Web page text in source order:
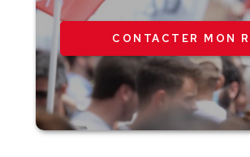
CONTACTER MON